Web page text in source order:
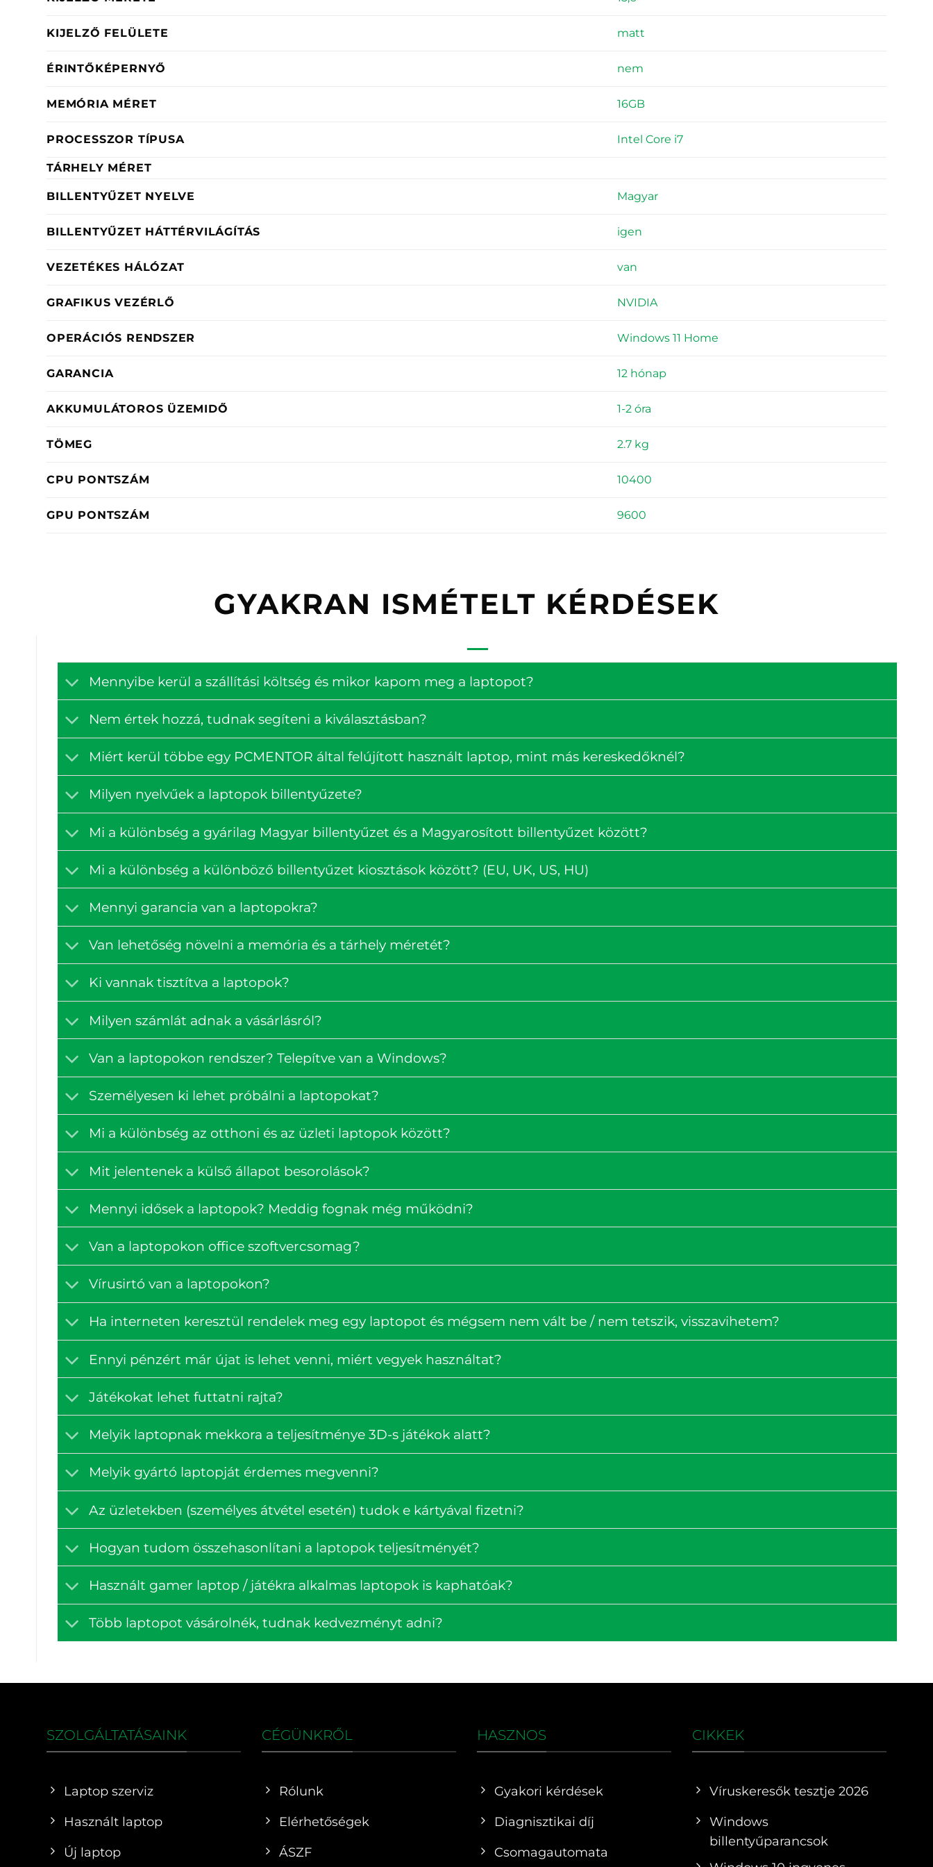
KIJELZŐ FELÜLETE matt
ÉRINTŐKÉPERNYŐ nem
MEMÓRIA MÉRET 16GB
PROCESSZOR TÍPUSA Intel Core i7
TÁRHELY MÉRET
BILLENTYŰZET NYELVE Magyar
BILLENTYŰZET HÁTTÉRVILÁGÍTÁS igen
VEZETÉKES HÁLÓZAT van
GRAFIKUS VEZÉRLŐ NVIDIA
OPERÁCIÓS RENDSZER Windows 11 Home
GARANCIA 12 hónap
AKKUMULÁTOROS ÜZEMIDŐ 1-2 óra
TÖMEG 2.7 kg
CPU PONTSZÁM 10400
GPU PONTSZÁM 9600
GYAKRAN ISMÉTELT KÉRDÉSEK
Mennyibe kerül a szállítási költség és mikor kapom meg a laptopot?
Nem értek hozzá, tudnak segíteni a kiválasztásban?
Miért kerül többe egy PCMENTOR által felújított használt laptop, mint más kereskedőknél?
Milyen nyelvűek a laptopok billentyűzete?
Mi a különbség a gyárilag Magyar billentyűzet és a Magyarosított billentyűzet között?
Mi a különbség a különböző billentyűzet kiosztások között? (EU, UK, US, HU)
Mennyi garancia van a laptopokra?
Van lehetőség növelni a memória és a tárhely méretét?
Ki vannak tisztítva a laptopok?
Milyen számlát adnak a vásárlásról?
Van a laptopokon rendszer? Telepítve van a Windows?
Személyesen ki lehet próbálni a laptopokat?
Mi a különbség az otthoni és az üzleti laptopok között?
Mit jelentenek a külső állapot besorolások?
Mennyi idősek a laptopok? Meddig fognak még működni?
Van a laptopokon office szoftvercsomag?
Vírusirtó van a laptopokon?
Ha interneten keresztül rendelek meg egy laptopot és mégsem nem vált be / nem tetszik, visszavihetem?
Ennyi pénzért már újat is lehet venni, miért vegyek használtat?
Játékokat lehet futtatni rajta?
Melyik laptopnak mekkora a teljesítménye 3D-s játékok alatt?
Melyik gyártó laptopját érdemes megvenni?
Az üzletekben (személyes átvétel esetén) tudok e kártyával fizetni?
Hogyan tudom összehasonlítani a laptopok teljesítményét?
Használt gamer laptop / játékra alkalmas laptopok is kaphatóak?
Több laptopot vásárolnék, tudnak kedvezményt adni?
SZOLGÁLTATÁSAINK
Laptop szerviz
Használt laptop
Új laptop
CÉGÜNKRŐL
Rólunk
Elérhetőségek
ÁSZF
HASZNOS
Gyakori kérdések
Diagnisztikai díj
Csomagautomata
CIKKEK
Víruskeresők tesztje 2026
Windows
billentyűparancsok